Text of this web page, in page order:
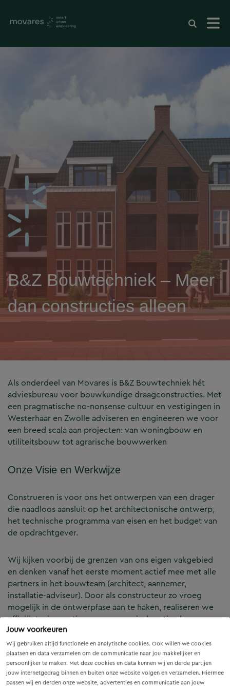
Jouw voorkeuren
Wij gebruiken altijd functionele en analytische cookies. Ook willen we cookies
plaatsen en data verzamelen om de communicatie naar jou makkelijker en
persoonlijker te maken. Met deze cookies en data kunnen wij en derde partijen
jouw internetgedrag binnen en buiten onze website volgen en verzamelen. Hiermee
passen wij en derden onze website, advertenties en communicatie aan jouw
B&Z Bouwtechniek – Meer
dan constructies alleen
Als onderdeel van Movares is B&Z Bouwtechniek hét
adviesbureau voor bouwkundige draagconstructies. Met
een pragmatische no-nonsense cultuur en vestigingen in
Westerhaar en Zwolle adviseren en engineeren we voor
een breed scala aan projecten: van woningbouw en
utiliteitsbouw tot agrarische bouwwerken
Onze Visie en Werkwijze
Construeren is voor ons het ontwerpen van een drager
die naadloos aansluit op het architectonische ontwerp,
het technische programma van eisen en het budget van
de opdrachtgever.
Wij kijken voorbij de grenzen van ons eigen vakgebied
en denken vanaf het eerste moment actief mee met alle
partners in het bouwteam (architect, aannemer,
installatie-adviseur). Door als constructeur zo vroeg
mogelijk in de ontwerpfase aan te haken, realiseren we
efficiënte, innovatieve en economisch optimale
constructies — voor zowel nieuwbouw als renovatie.
Onze Expertises en Activiteiten
B&Z Bouwtechniek verzorgt het volledige constructieve